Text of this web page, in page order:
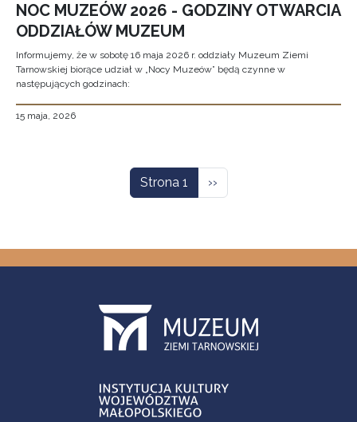
NOC MUZEÓW 2026 - GODZINY OTWARCIA
ODDZIAŁÓW MUZEUM
Informujemy, że w sobotę 16 maja 2026 r. oddziały Muzeum Ziemi
Tarnowskiej biorące udział w „Nocy Muzeów” będą czynne w
następujących godzinach:
15 maja, 2026
Strona 1 Następna strona
››